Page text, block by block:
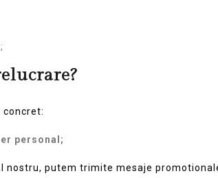
personal;
putem trimite mesaje